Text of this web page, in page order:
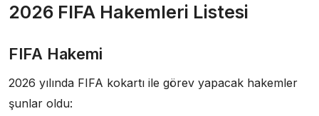
2026 FIFA Hakemleri Listesi
FIFA Hakemi
2026 yılında FIFA kokartı ile görev yapacak hakemler
şunlar oldu: